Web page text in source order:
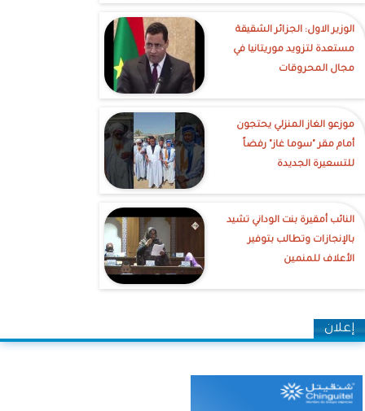
الوزير الاول: الجزائر الشقيقة
مستعدة لتزويد موريتانيا في
مجال المحروقات
موزعو الغاز المنزلي يحتجون
أمام مقر "سوما غاز" رفضاً
للتسعيرة الجديدة
النائب أمقيرة بنت الوداني تشيد
بالإنجازات وتطالب بتوفير
الأعلاف للمنمين
إعلان